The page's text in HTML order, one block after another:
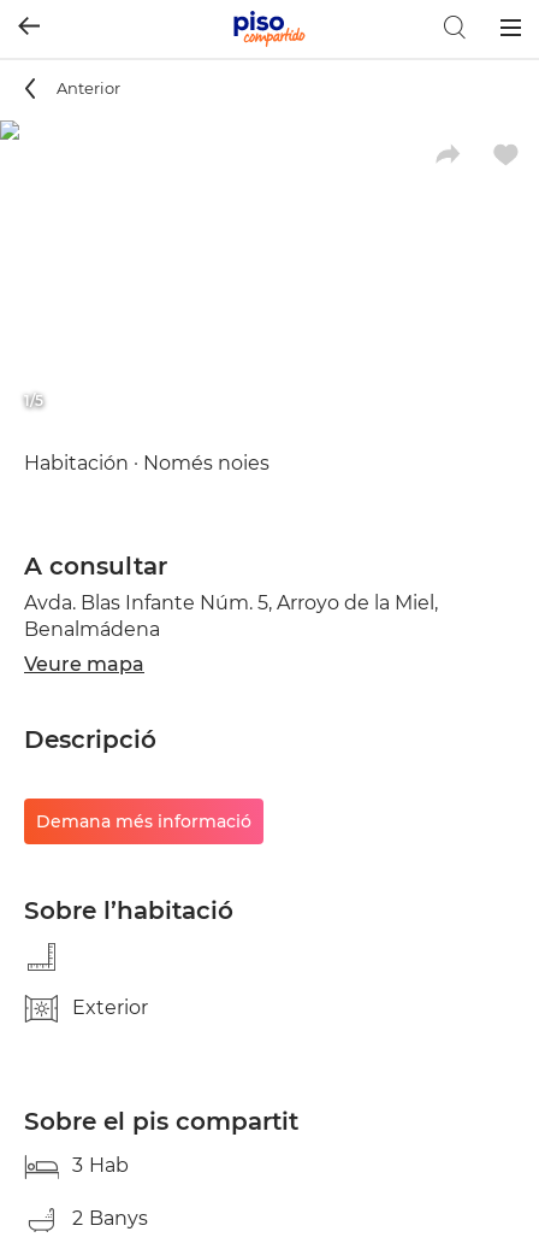
Anterior
1/5
Habitación · Només noies
A consultar
Avda. Blas Infante Núm. 5, Arroyo de la Miel,
Benalmádena
Veure mapa
Descripció
Demana més informació
Sobre l’habitació
Exterior
Sobre el pis compartit
3 Hab
2 Banys